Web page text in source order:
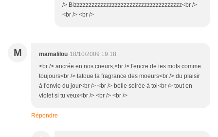
/> Bizzzzzzzzzzzzzzzzzzzzzzzzzzzzzzzzzzzzz<br />
<br /> <br />
M mamalilou 18/10/2009 19:18
<br /> ancrée en nos coeurs,<br /> l'encre de tes mots comme
toujours<br /> tatoue la fragrance des moeurs<br /> du plaisir
à l'envie du jour<br /> <br /> belle soirée à toi<br /> tout en
violet si tu veux<br /> <br /> <br />
Répondre